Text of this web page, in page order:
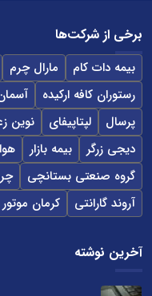
برخی از شرکت‌ها
بیمه دات کام مارال چرم
رستوران کافه ارکیده
پرسال
لپتاپیفای نوین
دیجی زرگر
بیمه بازار
گروه صنعتی بستانچی
آروند گارانتی
کرمان موتور
آخرین نوشته